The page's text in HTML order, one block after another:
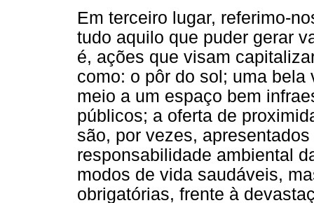
Em terceiro lugar, referimo-
tudo aquilo que puder gerar
é, ações que visam
como: o pôr do sol; uma
meio a um espaço bem
públicos; a oferta de
são, por vezes,
responsabilidade ambiental
modos de vida saudáveis,
obrigatórias, frente à